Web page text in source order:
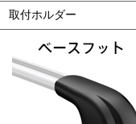
取付ホルダー